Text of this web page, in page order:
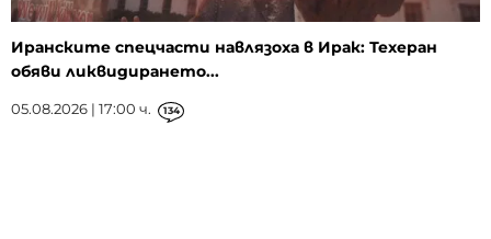
Иранските спецчасти навлязоха в Ирак: Техеран
обяви ликвидирането...
05.08.2026 | 17:00 ч. 134